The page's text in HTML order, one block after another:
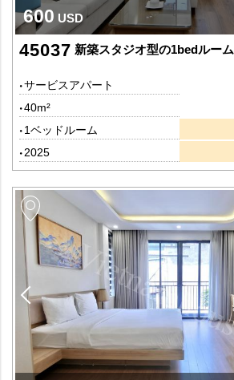
600 USD
45037 新築スタジオ型の1bedルーム
サービスアパート
40m²
1ベッドルーム
2025